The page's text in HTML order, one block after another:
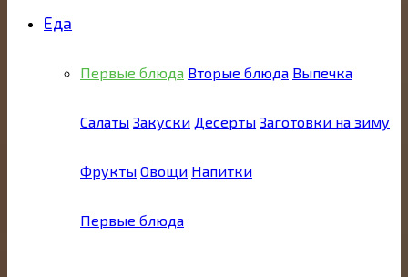
Еда
Первые блюда Вторые блюда Выпечка
Салаты Закуски Десерты Заготовки на зиму
Фрукты Овощи Напитки
Первые блюда